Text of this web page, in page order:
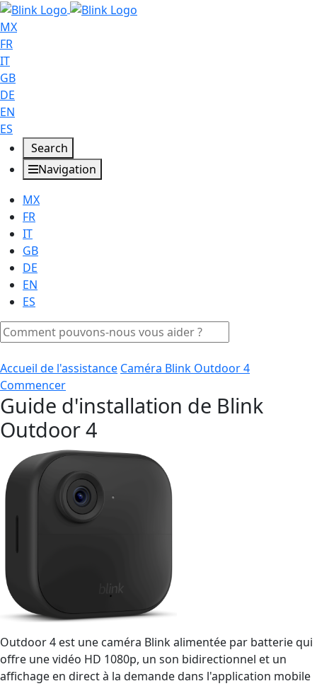
MX
FR
IT
GB
DE
EN
ES
Search
Navigation
MX
FR
IT
GB
DE
EN
ES
Accueil de l'assistance Caméra Blink Outdoor 4
Commencer
Guide d'installation de Blink
Outdoor 4
Outdoor 4 est une caméra Blink alimentée par batterie qui
offre une vidéo HD 1080p, un son bidirectionnel et un
affichage en direct à la demande dans l'application mobile